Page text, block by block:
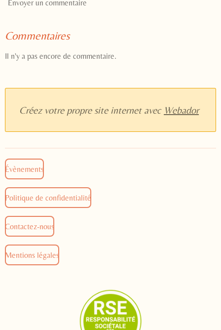
Envoyer un commentaire
Commentaires
Il n'y a pas encore de commentaire.
Créez votre propre site internet avec Webador
Évènements
Politique de confidentialité
Contactez-nous
Mentions légales